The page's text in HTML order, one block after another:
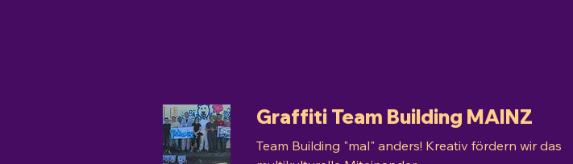
Graffiti Team Building MAINZ
Team Building "mal" anders! Kreativ fördern wir das